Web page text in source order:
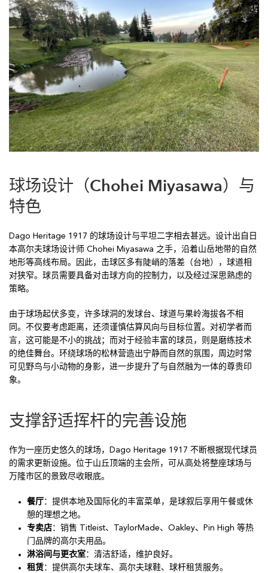
球场设计（Chohei Miyasawa）与
特色
Dago Heritage 1917 的球场设计与平坦二字相去甚远。设计出自日
本高尔夫球场设计师 Chohei Miyasawa 之手，沿着山岳地带的自然
地形等高线布局。因此，击球区多有陡峭的落差（台地），球道相
对狭窄。球员需要具备对击球方向的控制力，以及经过深思熟虑的
策略。
由于球场起伏多变，许多球洞的发球台、球道与果岭海拔各不相
同。不仅要考虑距离，还须谨慎估算风向与目标位置。对初学者而
言，这可能是不小的挑战；而对于经验丰富的球员，则是磨练技术
的绝佳舞台。环绕球场的松林营造出宁静而自然的氛围，周边时常
可见野鸟与小动物的身影，进一步提升了与自然融为一体的尊贵印
象。
支撑舒适挥杆的完善设施
作为一座历史悠久的球场，Dago Heritage 1917 不断根据现代球员
的需求更新设施。位于山丘顶端的主会所，可从高处将整座球场与
万隆市区的景致尽收眼底。
餐厅：提供本地及国际化的丰富菜单，是球叙后享用午餐或休
憩的理想之地。
专卖店：销售 Titleist、TaylorMade、Oakley、Pin High 等热
门品牌的高尔夫用品。
淋浴间与更衣室：清洁舒适，维护良好。
租赁：提供高尔夫球车、高尔夫球鞋、球杆租赁服务。